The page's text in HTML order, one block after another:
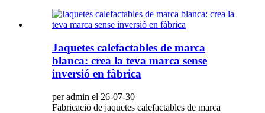
Jaquetes calefactables de marca
blanca: crea la teva marca sense
inversió en fàbrica
per admin el 26-07-30
Fabricació de jaquetes calefactables de marca